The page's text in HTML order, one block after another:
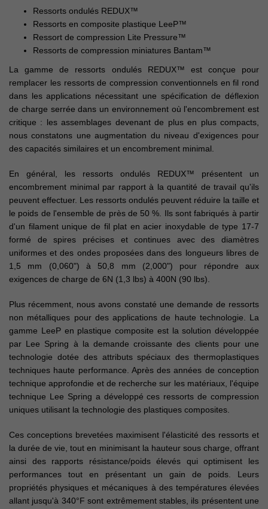
Ressorts ondulés REDUX™
Ressorts en composite plastique LeeP™
Ressort de compression Lite Pressure™
Ressorts de compression miniatures Bantam™
La gamme de ressorts ondulés REDUX™ est conçue pour
remplacer les ressorts de compression conventionnels en fil rond
dans les applications nécessitant une spécification de déflexion
de charge serrée dans un environnement où l'encombrement est
critique : les assemblages devenant de plus en plus compacts,
nous constatons une augmentation du niveau d'exigences pour
des capacités similaires et un encombrement minimal.
En général, les ressorts ondulés REDUX™ présentent un
encombrement minimal par rapport à la quantité de travail qu'ils
peuvent effectuer. Les ressorts ondulés peuvent réduire la taille et
le poids de l'ensemble de près de 50 %. Ils sont fabriqués à partir
d'un filament unique de fil plat en acier inoxydable de type 17-7
formé de spires précises et continues avec des diamètres
uniformes et des ondes proposées dans des longueurs libres de
1,5 mm (0,060") à 50,8 mm (2,000") pour répondre aux
exigences de charge de 6N (1,3 lbs) à 400N (90 lbs).
Plus récemment, nous avons constaté une demande de ressorts
non métalliques pour des applications de haute technologie. La
gamme LeeP en plastique composite est la solution développée
par Lee Spring à la demande croissante des clients pour une
technologie dotée des attributs spéciaux des thermoplastiques
techniques haute performance. Après des années de conception
technique approfondie et de recherche sur les matériaux, l'équipe
technique Lee Spring a développé ces ressorts de compression
uniques utilisant la technologie des plastiques composites.
Ces conceptions brevetées maximisent l'élasticité des ressorts et
la durée de vie, tout en minimisant la hauteur sous charge, offrant
ainsi des rapports résistance/poids élevés qui optimisent les
performances tout en présentant un gain de poids. Leurs
propriétés physiques et mécaniques à des températures élevées
allant jusqu'à 340°F sont extrêmement stables, ils présentent une